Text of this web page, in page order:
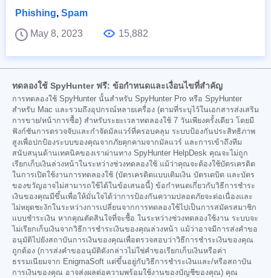
Phishing, Spam
May 8, 2023
15,882
ทดลองใช้ SpyHunter ฟรี: ข้อกำหนดและเงื่อนไขที่สำคัญ
การทดลองใช้ SpyHunter นั้นสำหรับ SpyHunter Pro หรือ SpyHunter
สำหรับ Mac และรวมถึงอุปกรณ์หลายเครื่อง (ตามที่ระบุไว้ในเอกสารส่งเสริม
การขาย/หน้าการซื้อ) สำหรับระยะเวลาทดลองใช้ 7 วันเพียงครั้งเดียว โดยมี
ฟังก์ชันการตรวจจับและกำจัดมัลแวร์ที่ครอบคลุม ระบบป้องกันประสิทธิภาพ
สูงเพื่อปกป้องระบบของคุณจากภัยคุกคามจากมัลแวร์ และการเข้าถึงทีม
สนับสนุนด้านเทคนิคของเราผ่านทาง SpyHunter HelpDesk คุณจะไม่ถูก
เรียกเก็บเงินล่วงหน้าในระหว่างช่วงทดลองใช้ แม้ว่าคุณจะต้องใช้บัตรเครดิต
ในการเปิดใช้งานการทดลองใช้ (บัตรเครดิตแบบเติมเงิน บัตรเดบิต และบัตร
ของขวัญอาจไม่สามารถใช้ได้ในข้อเสนอนี้) ข้อกำหนดเกี่ยวกับวิธีการชำระ
เงินของคุณมีขึ้นเพื่อให้มั่นใจได้ว่าการป้องกันความปลอดภัยจะต่อเนื่องและ
ไม่หยุดชะงักในระหว่างการเปลี่ยนจากการทดลองใช้ไปเป็นการสมัครสมาชิก
แบบชำระเงิน หากคุณตัดสินใจที่จะซื้อ ในระหว่างช่วงทดลองใช้งาน ระบบจะ
ไม่เรียกเก็บเงินจากวิธีการชำระเงินของคุณล่วงหน้า แม้ว่าอาจมีการส่งคำขอ
อนุมัติไปยังสถาบันการเงินของคุณเพื่อตรวจสอบว่าวิธีการชำระเงินของคุณ
ถูกต้อง (การส่งคำขออนุมัติดังกล่าวไม่ใช่คำขอเรียกเก็บเงินหรือค่า
ธรรมเนียมจาก EnigmaSoft แต่ขึ้นอยู่กับวิธีการชำระเงินและ/หรือสถาบัน
การเงินของคุณ อาจส่งผลต่อความพร้อมใช้งานของบัญชีของคุณ) คุณ